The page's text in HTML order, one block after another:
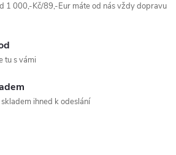
1 000,-Kč/89,-Eur máte od nás vždy dopravu
tu s vámi
ihned k odeslání